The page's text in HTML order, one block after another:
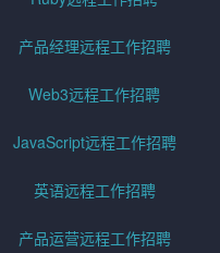
产品经理远程工作招聘
Web3远程工作招聘
JavaScript远程工作招聘
英语远程工作招聘
产品运营远程工作招聘